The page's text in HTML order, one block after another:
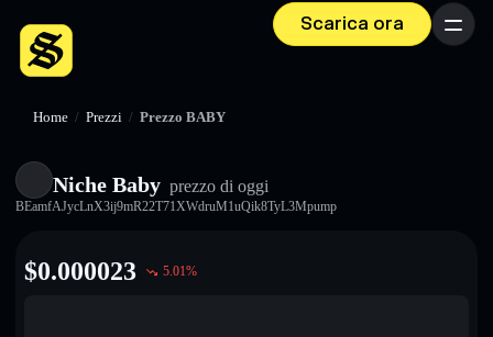
Scarica ora Menu
Home / Prezzi / Prezzo BABY
Niche Baby prezzo di oggi
BEamfAJycLnX3ij9mR22T71XWdruM1uQik8TyL3Mpump
$0.000023 5.01%